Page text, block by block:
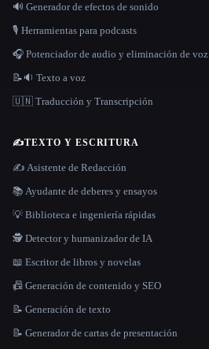
🔊 Generador de efectos de sonido
🎙️ Herramientas para podcasts
🎧 Potenciador de audio y eliminación de voz
📝🔉 Texto a voz
🇺🇳 Traducción y Transcripción
✍️TEXTO Y ESCRITURA
✍️ Asistente de Redacción
📚 Ayudante de deberes y ensayos
💡 Biblioteca e ingeniería rápidas
🕵️ Detector y humanizador de IA
📖 Escritor de libros y novelas
📠 Generación de contenido y SEO
📝 Generación de texto
📝 Generador de cartas de presentación